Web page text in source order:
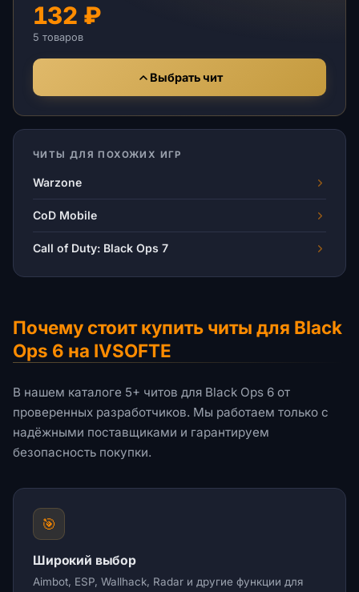
132 ₽
5 товаров
Выбрать чит
ЧИТЫ ДЛЯ ПОХОЖИХ ИГР
Warzone
CoD Mobile
Call of Duty: Black Ops 7
Почему стоит купить читы для Black
Ops 6 на IVSOFTE
В нашем каталоге 5+ читов для Black Ops 6 от
проверенных разработчиков. Мы работаем только с
надёжными поставщиками и гарантируем
безопасность покупки.
🎯
Широкий выбор
Aimbot, ESP, Wallhack, Radar и другие функции для